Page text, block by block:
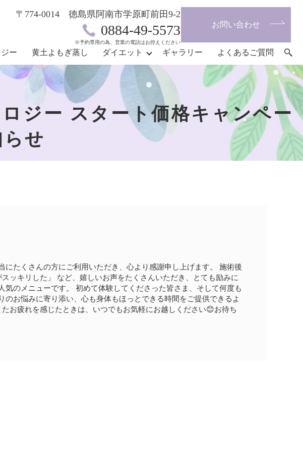
ー 黄土よもぎ蒸し ダイエット ギャラリー よくあるご質問
〒774-0014 徳島県阿南市学原町前田9-2
0884-49-5573
※予約専用の為、営業の電話はお控えください
お問い合わせ
ジー スタート価格キャンペー
せ
たくさんの方にご利用いただき、心より感謝申し上げます。 施術後
ッキリした」 など、嬉しいお声をたくさんいただき、とても励みに
のメニューです。 初めて体験してくださった皆さま、そして何度も
お悩みに寄り添い、心も身体もほっとできる時間をご提供できるよ
お疲れを感じたときは、いつでもお気軽にお越しください😊お待ち